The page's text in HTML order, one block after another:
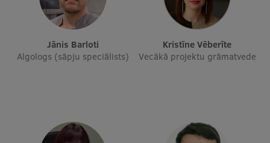
Studentu dzīve
Studiju norises vietas
Fakultātes
Struktūra
Jānis Barloti
Algologs (sāpju speciālists)
Kristīne Vēberīte
Vecākā projektu grāmatvede